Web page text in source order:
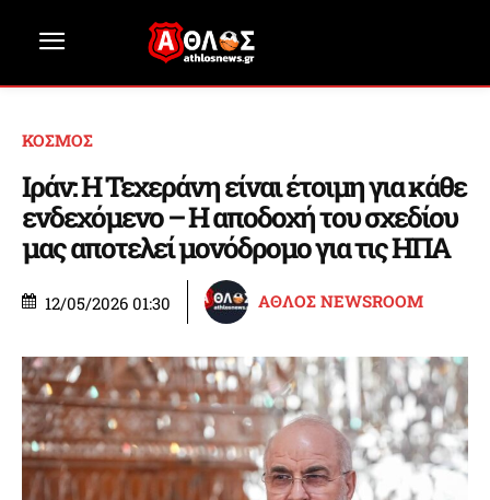
ΚΟΣΜΟΣ
Ιράν: Η Τεχεράνη είναι έτοιμη για κάθε
ενδεχόμενο – Η αποδοχή του σχεδίου
μας αποτελεί μονόδρομο για τις ΗΠΑ
12/05/2026 01:30 ΑΘΛΟΣ NEWSROOM